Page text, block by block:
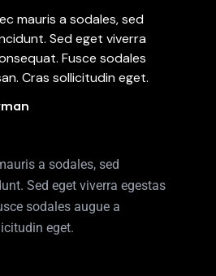
mauris a sodales, sed
Sed eget viverra
Fusce sodales
Cras sollicitudin eget.
a sodales, sed
Sed eget viverra egestas
sodales augue a
eget.